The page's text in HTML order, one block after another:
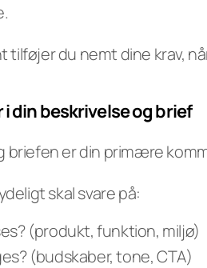
tilføjer du nemt dine krav,
i din beskrivelse og brief
briefen er din primære
skal svare på:
(produkt, funktion, miljø)
(budskaber, tone, CTA)